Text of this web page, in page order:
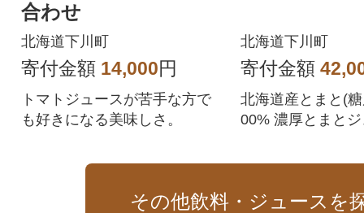
合わせ
北海道下川町
寄付金額 14,000円
トマトジュースが苦手な方で
も好きになる美味しさ。
北海道下川町
寄付金額
北海道産とまと(
00% 濃厚とまと
その他飲料・ジュースを